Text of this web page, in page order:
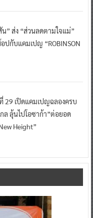
” ส่ง “ส่วนลดตามใจแม่”
ปกับแคมเปญ “ROBINSON
29 เปิดแคมเปญฉลองครบ
ล ลุ้นไปโอซาก้า”ต่อยอด
Height”